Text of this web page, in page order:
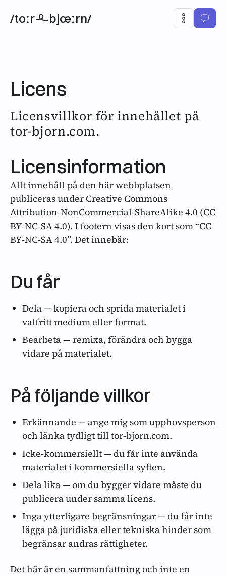
/toːr bjœːrn/
Licens
Licensvillkor för innehållet på
tor-bjorn.com.
Licensinformation
Allt innehåll på den här webbplatsen
publiceras under Creative Commons
Attribution‑NonCommercial‑ShareAlike 4.0 (CC
BY‑NC‑SA 4.0). I footern visas den kort som “CC
BY‑NC‑SA 4.0”. Det innebär:
Du får
Dela — kopiera och sprida materialet i
valfritt medium eller format.
Bearbeta — remixa, förändra och bygga
vidare på materialet.
På följande villkor
Erkännande — ange mig som upphovsperson
och länka tydligt till tor-bjorn.com.
Icke‑kommersiellt — du får inte använda
materialet i kommersiella syften.
Dela lika — om du bygger vidare måste du
publicera under samma licens.
Inga ytterligare begränsningar — du får inte
lägga på juridiska eller tekniska hinder som
begränsar andras rättigheter.
Det här är en sammanfattning och inte en